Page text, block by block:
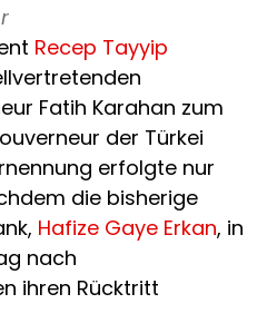
Recep Tayyip
Fatih Karahan zum
der Türkei
erfolgte nur
die bisherige
Hafize Gaye Erkan, in
nach
ihren Rücktritt